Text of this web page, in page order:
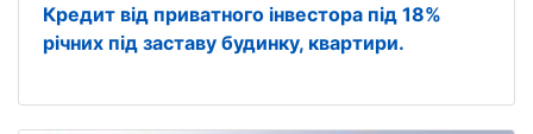
Кредит від приватного інвестора під 18%
річних під заставу будинку, квартири.